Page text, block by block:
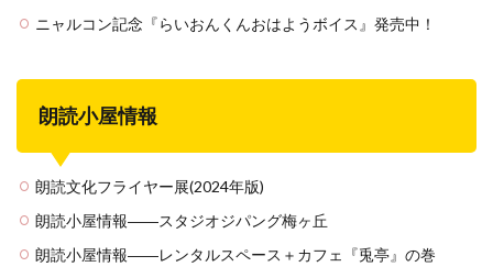
ニャルコン記念『らいおんくんおはようボイス』発売中！
朗読小屋情報
朗読文化フライヤー展(2024年版)
朗読小屋情報――スタジオジパング梅ヶ丘
朗読小屋情報――レンタルスペース＋カフェ『兎亭』の巻